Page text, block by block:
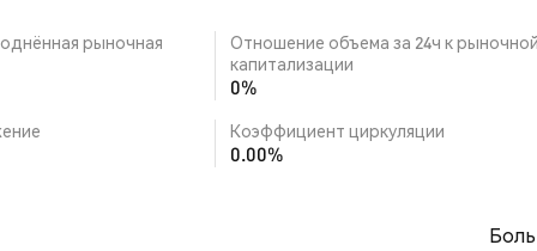
рыночная
Отношение объема за 24ч к
капитализации
0%
Коэффициент циркуляции
0.00%